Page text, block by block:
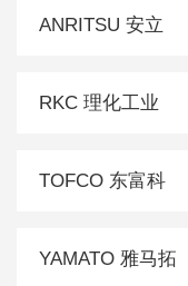
ANRITSU 安立
RKC 理化工业
TOFCO 东富科
YAMATO 雅马拓